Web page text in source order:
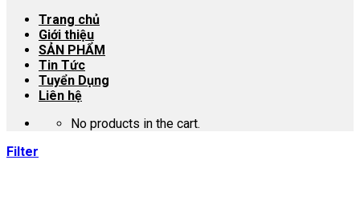
Trang chủ
Giới thiệu
SẢN PHẨM
Tin Tức
Tuyển Dụng
Liên hệ
No products in the cart.
Filter